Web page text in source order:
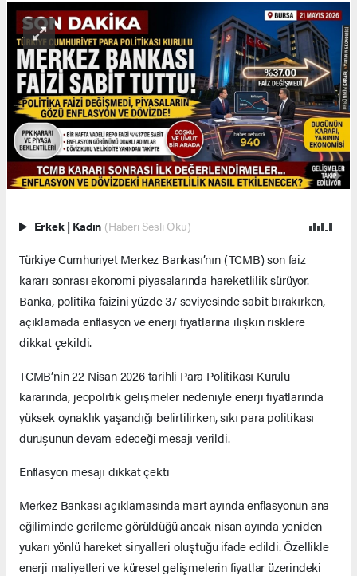
Erkek | Kadın (Haberi Sesli Oku)
Türkiye Cumhuriyet Merkez Bankası’nın (TCMB) son faiz
kararı sonrası ekonomi piyasalarında hareketlilik sürüyor.
Banka, politika faizini yüzde 37 seviyesinde sabit bırakırken,
açıklamada enflasyon ve enerji fiyatlarına ilişkin risklere
dikkat çekildi.
TCMB’nin 22 Nisan 2026 tarihli Para Politikası Kurulu
kararında, jeopolitik gelişmeler nedeniyle enerji fiyatlarında
yüksek oynaklık yaşandığı belirtilirken, sıkı para politikası
duruşunun devam edeceği mesajı verildi.
Enflasyon mesajı dikkat çekti
Merkez Bankası açıklamasında mart ayında enflasyonun ana
eğiliminde gerileme görüldüğü ancak nisan ayında yeniden
yukarı yönlü hareket sinyalleri oluştuğu ifade edildi. Özellikle
enerji maliyetleri ve küresel gelişmelerin fiyatlar üzerindeki